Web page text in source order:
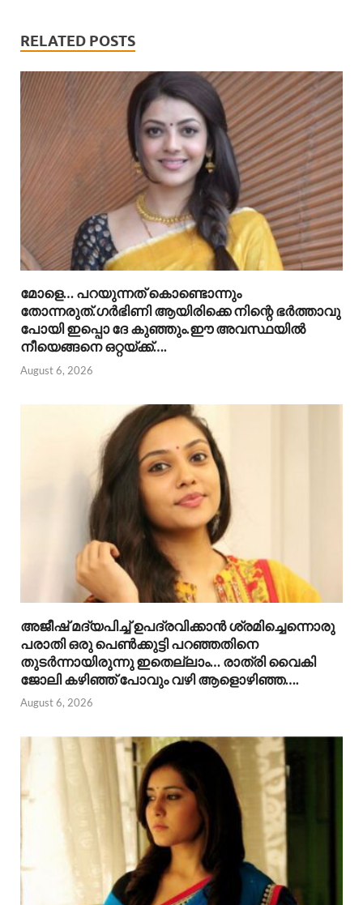
RELATED POSTS
മോളെ… പറയുന്നത് കൊണ്ടൊന്നും
തോന്നരുത്.ഗർഭിണി ആയിരിക്കെ നിന്റെ ഭർത്താവു
പോയി ഇപ്പൊ ദേ കുഞ്ഞും.ഈ അവസ്ഥയിൽ
നീയെങ്ങനെ ഒറ്റയ്ക്ക്….
August 6, 2026
അജീഷ് മദ്യപിച്ച് ഉപദ്രവിക്കാൻ ശ്രമിച്ചെന്നൊരു
പരാതി ഒരു പെൺക്കുട്ടി പറഞ്ഞതിനെ
തുടർന്നായിരുന്നു ഇതെല്ലാം… രാത്രി വൈകി
ജോലി കഴിഞ്ഞ് പോവും വഴി ആളൊഴിഞ്ഞ….
August 6, 2026